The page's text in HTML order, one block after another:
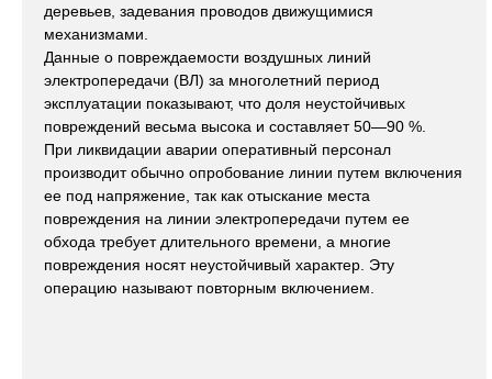
деревьев, задевания проводов движущимися
механизмами.
Данные о повреждаемости воздушных линий
электропередачи (ВЛ) за многолетний период
эксплуатации показывают, что доля неустойчивых
повреждений весьма высока и составляет 50—90 %.
При ликвидации аварии оперативный персонал
производит обычно опробование линии путем включения
ее под напряжение, так как отыскание места
повреждения на линии электропередачи путем ее
обхода требует длительного времени, а многие
повреждения носят неустойчивый характер. Эту
операцию называют повторным включением.